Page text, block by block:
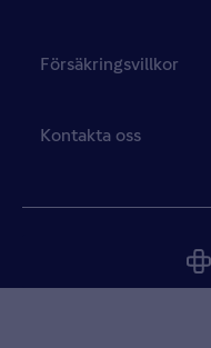
Försäkringsvillkor
Kontakta oss